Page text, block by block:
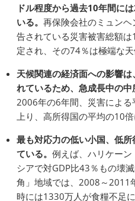
ドル程度から過去10年間には
いる。 再保険会社のミュン
告されている災害被害総額
定され、その74％は極端な天
天候関連の経済面への影響
れているため、急成長中の中
2006年の6年間、災害によ
上り、高所得国の平均の10倍
最も対応力の低い小国、低
ている。 例えば、ハリケー
シアで対GDP比43％もの壊
角」地域では、2008～2011
時には1330万人が食糧不足